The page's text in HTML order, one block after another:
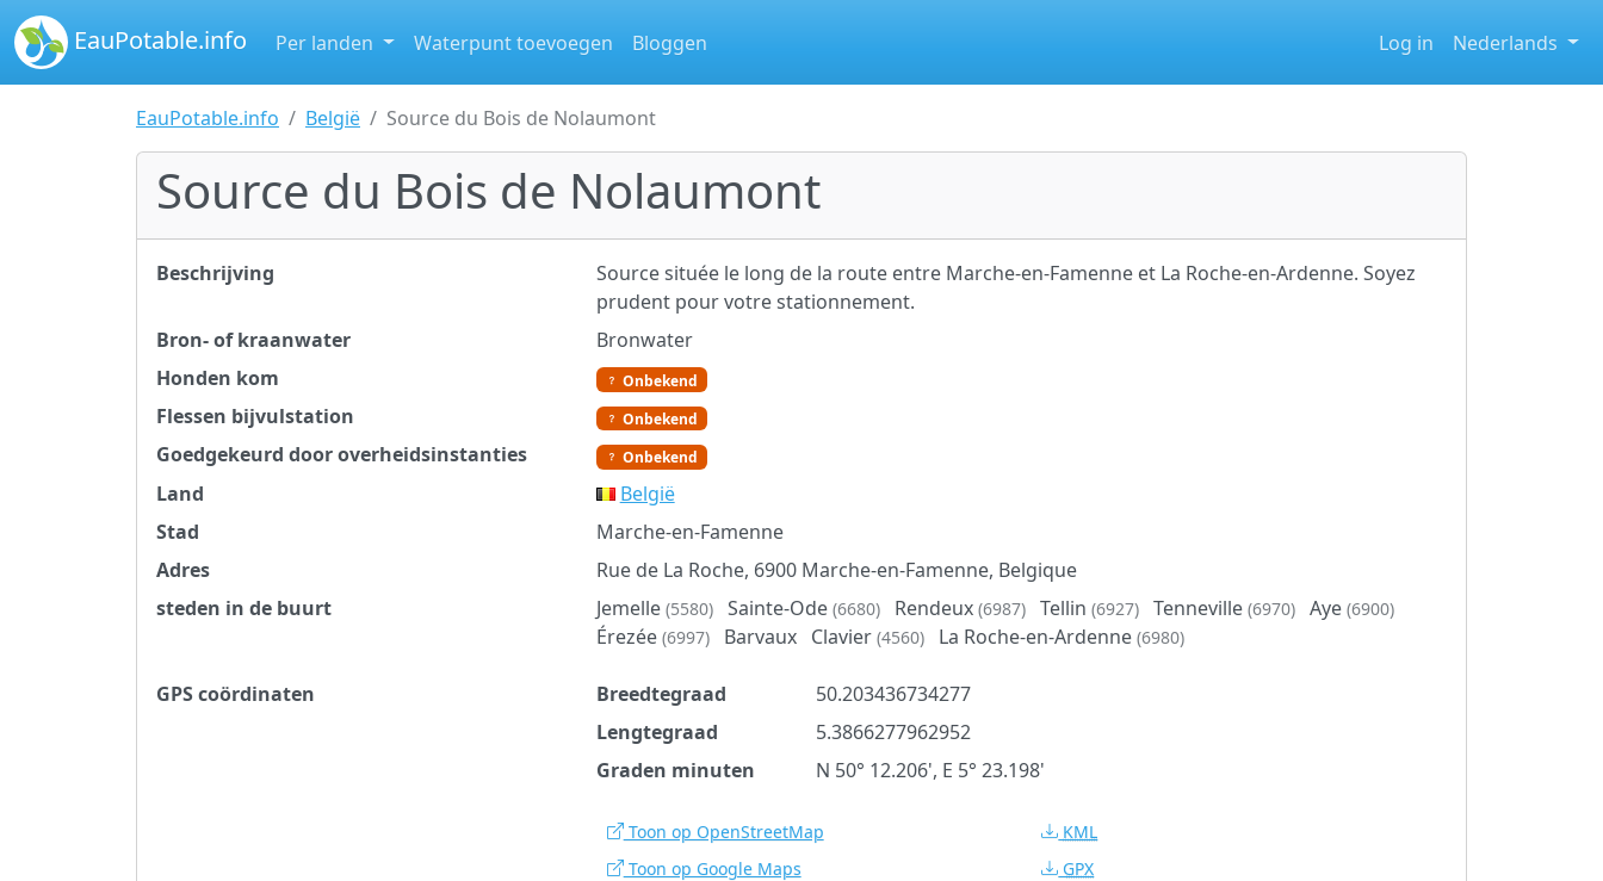
EauPotable.info Per landen Waterpunt toevoegen Bloggen Log in Nederlands
EauPotable.info België Source du Bois de Nolaumont
Source du Bois de Nolaumont
Beschrijving
Source située le long de la route entre Marche-en-Famenne et La Roche-en-Ardenne. Soyez
prudent pour votre stationnement.
Bron- of kraanwater
Bronwater
Honden kom
Onbekend
Flessen bijvulstation Onbekend
Goedgekeurd door overheidsinstanties Onbekend
Land
België
Stad
Marche-en-Famenne
Adres
Rue de La Roche, 6900 Marche-en-Famenne, Belgique
steden in de buurt
Jemelle (5580) Sainte-Ode (6680) Rendeux (6987) Tellin (6927) Tenneville (6970) Aye (6900)
Érezée (6997) Barvaux Clavier (4560) La Roche-en-Ardenne (6980)
GPS coördinaten Breedtegraad
50.203436734277
Lengtegraad
5.3866277962952
Graden minuten
N 50° 12.206', E 5° 23.198'
Toon op OpenStreetMap
Toon op Google Maps
KML
GPX